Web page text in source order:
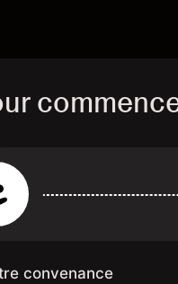
convenance